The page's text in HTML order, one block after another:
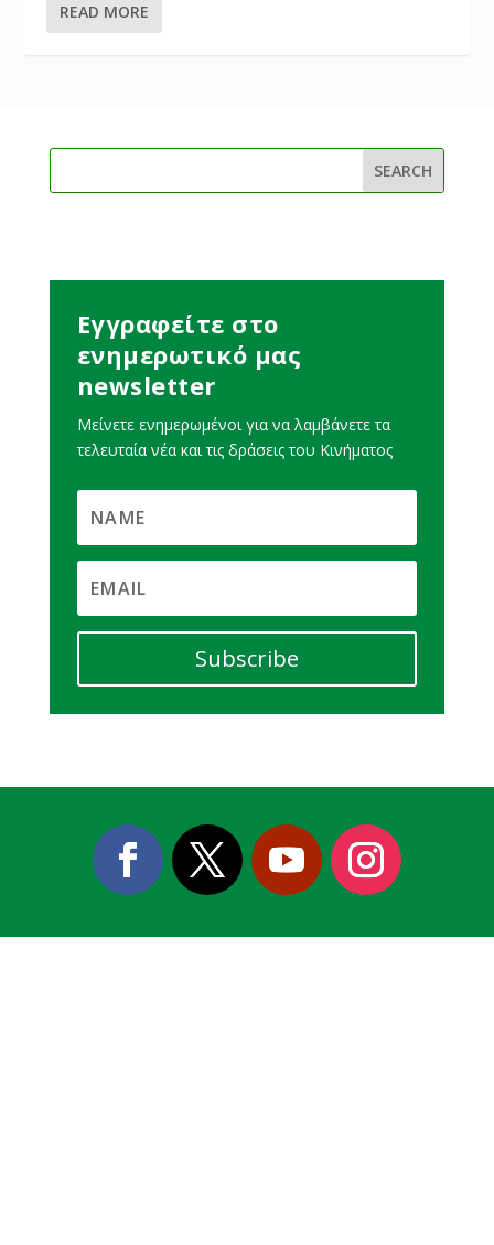
READ MORE
Εγγραφείτε στο
ενημερωτικό μας
newsletter
Μείνετε ενημερωμένοι για να λαμβάνετε τα
τελευταία νέα και τις δράσεις του Κινήματος
Subscribe